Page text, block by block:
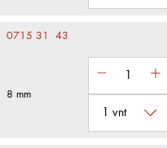
0715 31 43
8 mm